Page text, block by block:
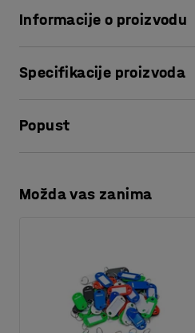
Informacije o proizvodu
Zahvaljujući integriranoj
Kolut uzima ručne folije širine
Specifikacije proizvoda
Potreban broj osoba
Popust
Preuzmite upute za
Možda vas zanima